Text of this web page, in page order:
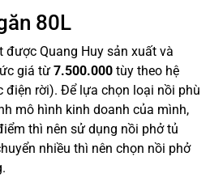
80L
được Quang Huy sản xuất và
giá từ 7.500.000 tùy theo hệ
điện rời). Để lựa chọn loại nồi phù
mô hình kinh doanh của mình,
thì nên sử dụng nồi phở tủ
nhiều thì nên chọn nồi phở